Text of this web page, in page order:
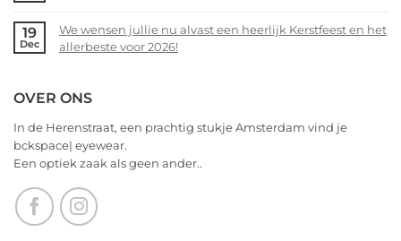
allerbeste
voor
bckspace
|
on
14
Valentijnsdag
19
Dec
We wensen jullie nu alvast een heerlijk Kerstfeest en het
allerbeste voor 2026!
on
wensen
jullie
nu
alvast
een
heerlijk
OVER ONS
In de Herenstraat, een prachtig stukje Amsterdam vind je
bckspace| eyewear.
Een optiek zaak als geen ander..